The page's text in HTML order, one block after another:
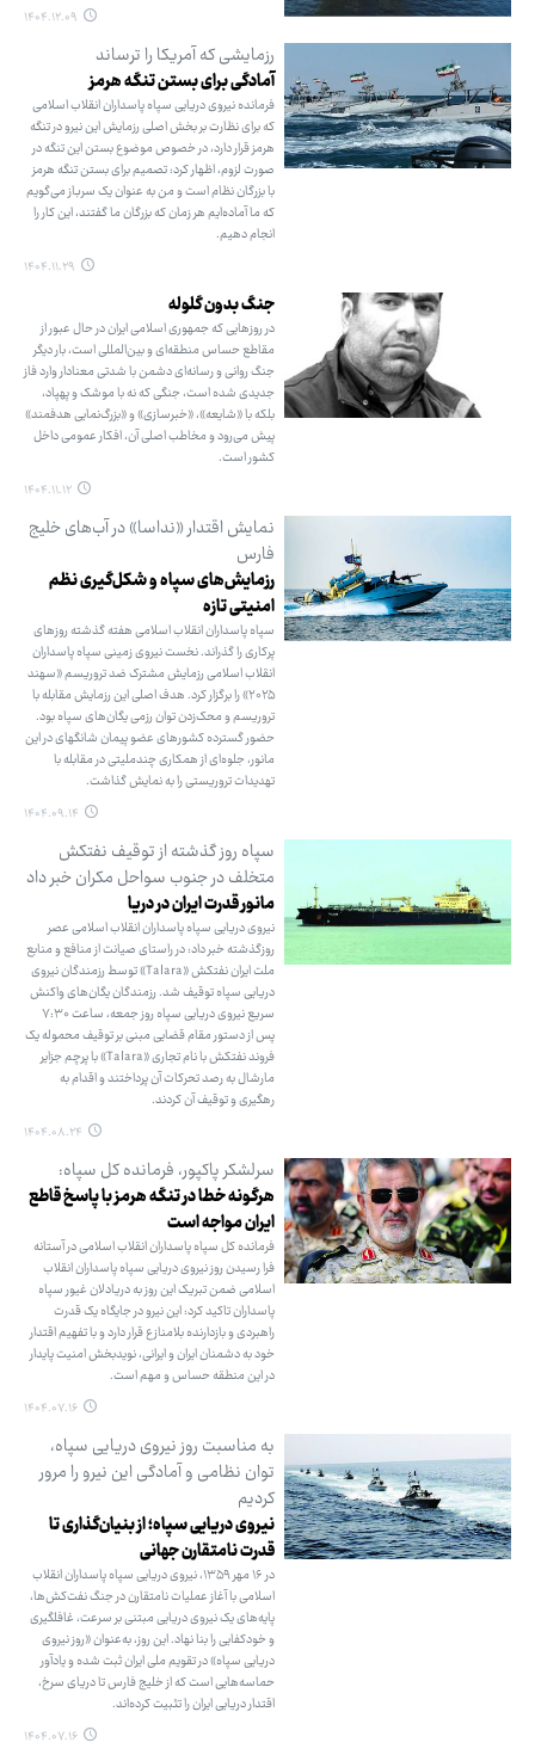
۱۴۰۴.۱۲.۰۹
رزمایشی که آمریکا را ترساند
آمادگی برای بستن تنگه هرمز
فرمانده نیروی دریایی سپاه پاسداران انقلاب اسلامی
که برای نظارت بر بخش اصلی رزمایش این نیرو در تنگه
هرمز قرار دارد، در خصوص موضوع بستن این تنگه در
صورت لزوم، اظهار کرد: تصمیم برای بستن تنگه هرمز
با بزرگان نظام است و من به عنوان یک سرباز می‌گویم
که ما آماده‌ایم هر زمان که بزرگان ما گفتند، این کار را
انجام دهیم.
۱۴۰۴.۱۱.۲۹
جنگ بدون گلوله
در روزهایی که جمهوری اسلامی ایران در حال عبور از
مقاطع حساس منطقه‌ای و بین‌المللی است، بار دیگر
جنگ روانی و رسانه‌ای دشمن با شدتی معنادار وارد فاز
جدیدی شده است، جنگی که نه با موشک و پهپاد،
بلکه با «شایعه»، «خبرسازی» و «بزرگ‌نمایی هدفمند»
پیش می‌رود و مخاطب اصلی آن، افکار عمومی داخل
کشور است.
۱۴۰۴.۱۱.۱۲
نمایش اقتدار «نداسا» در آب‌های خلیج
فارس
رزمایش‌های سپاه و شکل‌گیری نظم
امنیتی تازه
سپاه پاسداران انقلاب اسلامی هفته گذشته روزهای
پرکاری را گذراند. نخست نیروی زمینی سپاه پاسداران
انقلاب اسلامی رزمایش مشترک ضد تروریسم «سهند
۲۰۲۵» را برگزار کرد. هدف اصلی این رزمایش مقابله با
تروریسم و محک‌زدن توان رزمی یگان‌های سپاه بود.
حضور گسترده کشورهای عضو پیمان شانگهای در این
مانور، جلوه‌ای از همکاری چندملیتی در مقابله با
تهدیدات تروریستی را به نمایش گذاشت.
۱۴۰۴.۰۹.۱۴
سپاه روز گذشته از توقیف نفتکش
متخلف در جنوب سواحل مکران خبر داد
مانور قدرت ایران در دریا
نیروی دریایی سپاه پاسداران انقلاب اسلامی عصر
روزگذشته خبر داد: در راستای صیانت از منافع و منابع
ملت ایران نفتکش «Talara» توسط رزمندگان نیروی
دریایی سپاه توقیف شد. رزمندگان یگان‌های واکنش
سریع نیروی دریایی سپاه روز جمعه، ساعت ۷:۳۰
پس از دستور مقام قضایی مبنی بر توقیف محموله یک
فروند نفتکش با نام تجاری «Talara» با پرچم جزایر
مارشال به رصد تحرکات آن پرداختند و اقدام به
رهگیری و توقیف آن کردند.
۱۴۰۴.۰۸.۲۴
سرلشکر پاکپور، فرمانده کل سپاه:
هرگونه خطا در تنگه هرمز با پاسخ قاطع
ایران مواجه است
فرمانده کل سپاه پاسداران انقلاب اسلامی در آستانه
فرا رسیدن روز نیروی دریایی سپاه پاسداران انقلاب
اسلامی ضمن تبریک این روز به دریادلان غیور سپاه
پاسداران تاکید کرد: این نیرو در جایگاه یک قدرت
راهبردی و بازدارنده بلامنازع قرار دارد و با تفهیم اقتدار
خود به دشمنان ایران و ایرانی، نویدبخش امنیت پایدار
در این منطقه‌ حساس و مهم است.
۱۴۰۴.۰۷.۱۶
به مناسبت روز نیروی دریایی سپاه،
توان نظامی و آمادگی این نیرو را مرور
کردیم
نیروی دریایی سپاه؛ از بنیان‌گذاری تا
قدرت نامتقارن جهانی
در ۱۶ مهر ۱۳۵۹، نیروی دریایی سپاه پاسداران انقلاب
اسلامی با آغاز عملیات‌ نامتقارن در جنگ نفت‌کش‌ها،
پایه‌های یک نیروی دریایی مبتنی بر سرعت، غافلگیری
و خودکفایی را بنا نهاد. این روز، به‌عنوان «روز نیروی
دریایی سپاه» در تقویم ملی ایران ثبت شده و یادآور
حماسه‌هایی است که از خلیج فارس تا دریای سرخ،
اقتدار دریایی ایران را تثبیت کرده‌اند.
۱۴۰۴.۰۷.۱۶